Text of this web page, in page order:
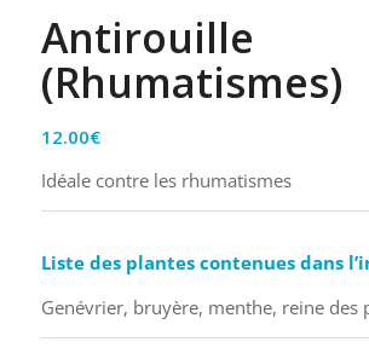
Antirouille
(Rhumatismes)
12.00€
Idéale contre les rhumatismes
Liste des plantes contenues dans
Genévrier, bruyère, menthe, reine des